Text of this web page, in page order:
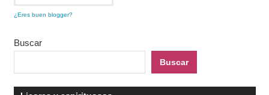
¿Eres buen blogger?
Buscar
Buscar